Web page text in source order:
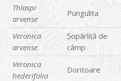
Thlaspi
arvense
Pungulita
Veronica
arvense
Şopârliţă de
câmp
Veronica
hederifolia
Doritoare